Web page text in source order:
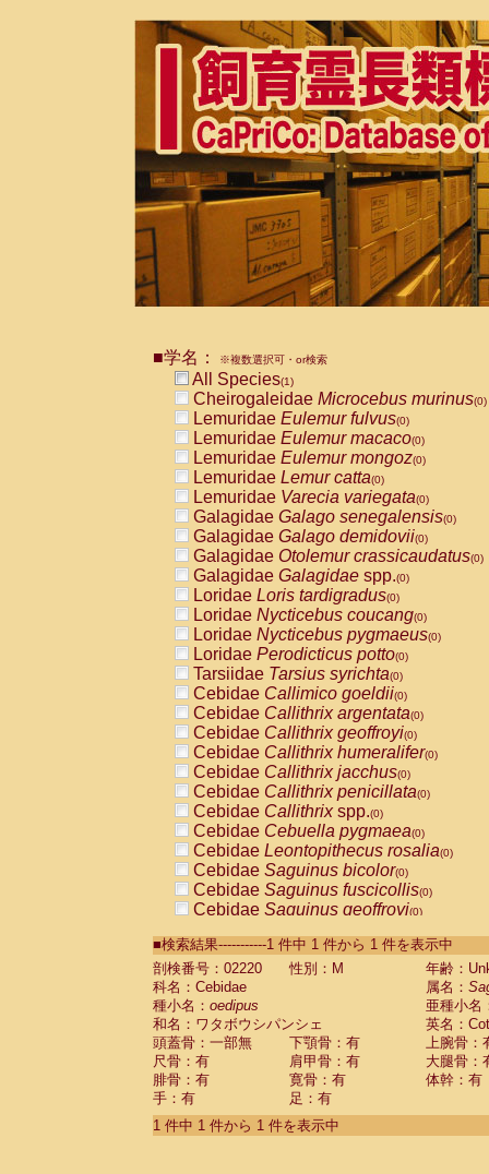
■学名： ※複数選択可・or検索
All Species(1)
Cheirogaleidae Microcebus murinus(0)
Lemuridae Eulemur fulvus(0)
Lemuridae Eulemur macaco(0)
Lemuridae Eulemur mongoz(0)
Lemuridae Lemur catta(0)
Lemuridae Varecia variegata(0)
Galagidae Galago senegalensis(0)
Galagidae Galago demidovii(0)
Galagidae Otolemur crassicaudatus(0)
Galagidae Galagidae spp.(0)
Loridae Loris tardigradus(0)
Loridae Nycticebus coucang(0)
Loridae Nycticebus pygmaeus(0)
Loridae Perodicticus potto(0)
Tarsiidae Tarsius syrichta(0)
Cebidae Callimico goeldii(0)
Cebidae Callithrix argentata(0)
Cebidae Callithrix geoffroyi(0)
Cebidae Callithrix humeralifer(0)
Cebidae Callithrix jacchus(0)
Cebidae Callithrix penicillata(0)
Cebidae Callithrixspp.(0)
Cebidae Cebuella pygmaea(0)
Cebidae Leontopithecus rosalia(0)
Cebidae Saguinus bicolor(0)
Cebidae Saguinus fuscicollis(0)
Cebidae Saguinus geoffroyi(0)
CebidaeSaguinus labiatus(0)
Cebidae Saguinus leucopus (0)
Cebidae
Cebidae
CebidaeSaguinus nigricollis (0)
Cebidae Saguinus oedipus
Cebidae Saguinus weddelli
Cebidae Saguinusspp.
Cebidae Aotus trivirgatus
Cebidae Cebus albifrons
■検索結果-----------1 件中 1 件から 1 件を表示中
剖検番号：02220
性別：M
年齢：
科名：Cebidae
属名：
種小名： oedipus
亜種小名
和名：ワタボウシパンシェ
英名：
頭蓋骨：一部無
下顎骨：有
上腕骨：
尺骨：有
肩甲骨：有
大腿骨：
腓骨：有
寛骨：有
体幹：有
手：有
足：有
1 件中 1 件から 1 件を表示中